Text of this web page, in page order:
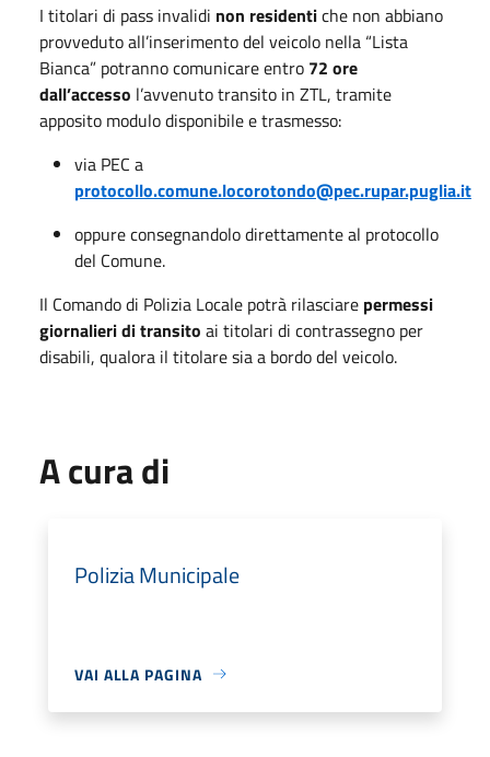
I titolari di pass invalidi non residentiche non abbiano
provveduto all’inserimento del veicolo nella “Lista
Bianca” potranno comunicare entro 72 ore
dall’accesso l’avvenuto transito in ZTL, tramite
apposito modulo disponibile e trasmesso:
via PEC a
protocollo.comune.locorotondo@pec.rupar.puglia.it
oppure consegnandolo direttamente al protocollo
del Comune.
Il Comando di Polizia Locale potrà rilasciare permessi
giornalieri di transito ai titolari di contrassegno per
disabili, qualora il titolare sia a bordo del veicolo.
A cura di
Polizia Municipale
VAI ALLA PAGINA